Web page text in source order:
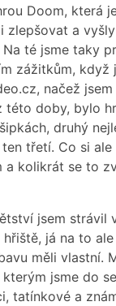
Doom, která
zlepšovat a
té jsme taky
zážitkům, když
načež
této doby, bylo
druhý
třetí. Co si
a kolikrát se to
jsem strávil
já na to
měli vlastní.
jsme do
tatínkové a